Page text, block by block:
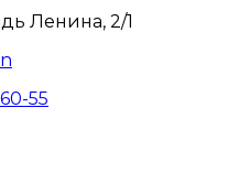
Ленина, 2/1
55